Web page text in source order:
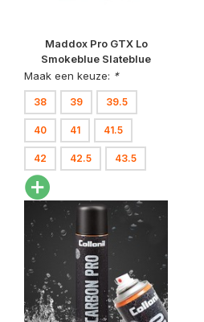
Maddox Pro GTX Lo
Smokeblue Slateblue
Wandelschoenen Dames
Maak een keuze: *
38 39 39.5
40 41 41.5
42 42.5 43.5